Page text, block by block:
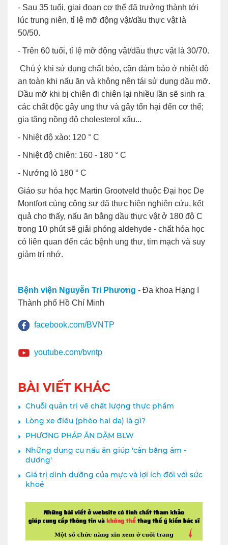
- Sau 35 tuổi, giai đoạn cơ thể đã trưởng thành tới
lúc trung niên, tỉ lệ mỡ động vật/dầu thực vật là
50/50.
- Trên 60 tuổi, tỉ lệ mỡ động vật/dầu thực vật là 30/70.
Chú ý khi sử dụng chất béo, cần đảm bảo ở nhiệt độ
an toàn khi nấu ăn và không nên tái sử dụng dầu mỡ.
Dầu mỡ khi bị chiên đi chiên lại nhiều lần sẽ sinh ra
các chất độc gây ung thư và gây tổn hại đến cơ thể;
gia tăng nồng độ cholesterol xấu...
- Nhiệt độ xào: 120 ° C
- Nhiệt độ chiên: 160 - 180 ° C
- Nướng lò 180 ° C
Giáo sư hóa học Martin Grootveld thuộc Đại học De
Montfort cùng cộng sự đã thực hiện nghiên cứu, kết
quả cho thấy, nấu ăn bằng dầu thực vật ở 180 độ C
trong 10 phút sẽ giải phóng aldehyde - chất hóa học
có liên quan đến các bệnh ung thư, tim mạch và suy
giảm trí nhớ.
Bệnh viện Nguyễn Tri Phương - Đa khoa Hạng I
Thành phố Hồ Chí Minh
facebook.com/BVNTP
youtube.com/bvntp
BÀI VIẾT KHÁC
Chuỗi quản trị về chất lượng thực phẩm
Lòng xe điếu (phèo hai da) là gì?
PHƯƠNG PHÁP ĂN DẶM BLW
Những dụng cụ nấu ăn giúp 'cân bằng âm -
dương'
Giá trị dinh dưỡng của mực và lợi ích đối với sức
khoẻ